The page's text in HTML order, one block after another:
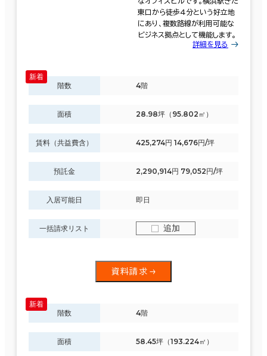
東口から徒歩4分という好立地
にあり、複数路線が利用可能な
ビジネス拠点として機能します。
詳細を見る
階数 4階
面積 28.98坪（95.802㎡）
賃料（共益費含） 425,274円 14,676円/坪
預託金 2,290,914円 79,052円/坪
入居可能日 即日
一括請求リスト 追加
資料請求
階数 4階
面積 58.45坪（193.224㎡）